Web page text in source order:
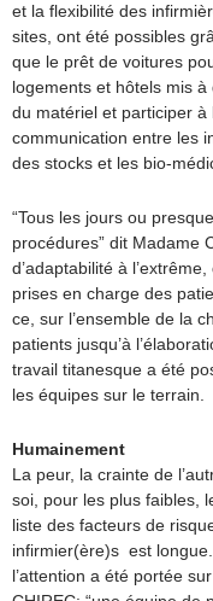
et la flexibilité des
sites, ont été possibles
que le prêt de voitures
logements et hôtels mis
du matériel et participer
communication entre les
des stocks et les bio-
“Tous les jours ou
procédures” dit Madame
d’adaptabilité à
prises en charge des
ce, sur l’ensemble de la
patients jusqu’à
travail titanesque a été
les équipes sur le terrain.
Humainement
La peur, la crainte de
soi, pour les plus faibles,
liste des facteurs de
infirmier(ère)s est
l’attention a été portée